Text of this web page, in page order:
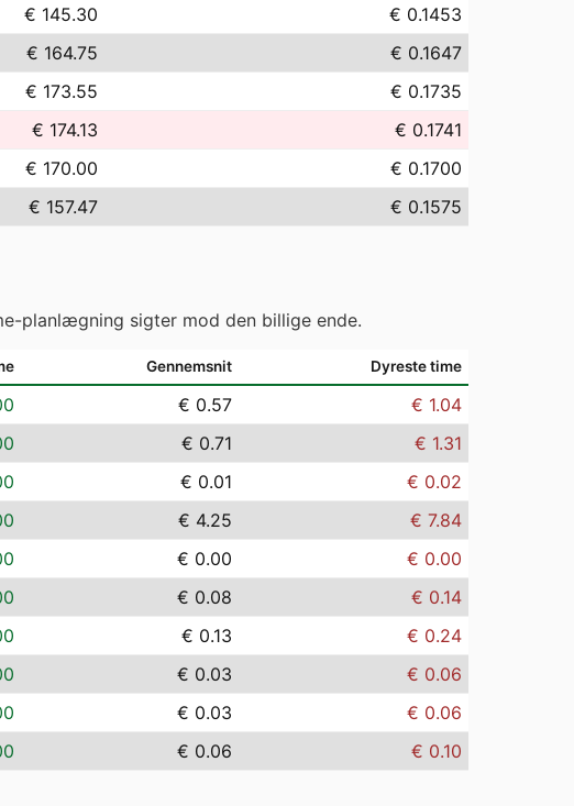
€ 145.30
€ 0.1453
€ 164.75
€ 0.1647
€ 173.55
€ 0.1735
€ 174.13
€ 0.1741
€ 170.00
€ 0.1700
€ 157.47 € 0.1575
planlægning sigter mod den billige ende.
Gennemsnit Dyreste time
€ 0.57
€ 1.04
€ 0.71
€ 1.31
€ 0.01
€ 0.02
€ 4.25
€ 7.84
€ 0.00
€ 0.00
€ 0.08
€ 0.14
€ 0.13
€ 0.24
€ 0.03
€ 0.06
€ 0.03
€ 0.06
€ 0.06 € 0.10